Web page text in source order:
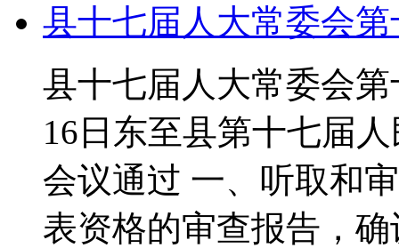
县十七届人大常委会
县十七届人大常委会
16日东至县第十七届
会议通过 一、听取和
表资格的审查报告，